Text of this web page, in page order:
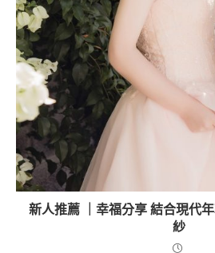
新人推薦 ｜幸福分享 結合現代
紗